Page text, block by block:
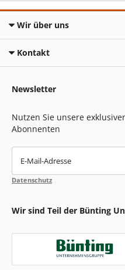
Wir über uns
Kontakt
Newsletter
Nutzen Sie unsere
Abonnenten
E-Mail-Adresse
Datenschutz
Wir sind Teil der Bünting